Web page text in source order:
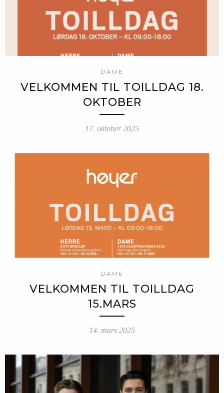
DAME
VELKOMMEN TIL TOILLDAG 18.
OKTOBER
17. oktober 2025
DAME
VELKOMMEN TIL TOILLDAG
15.MARS
14. mars 2025